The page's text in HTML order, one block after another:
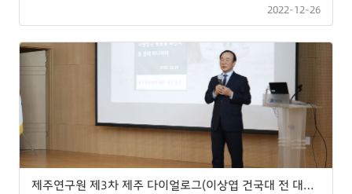
2022-12-26
제주연구원 제3차 제주 다이얼로그(이상엽 건국대 전 대외 부총장 특강)